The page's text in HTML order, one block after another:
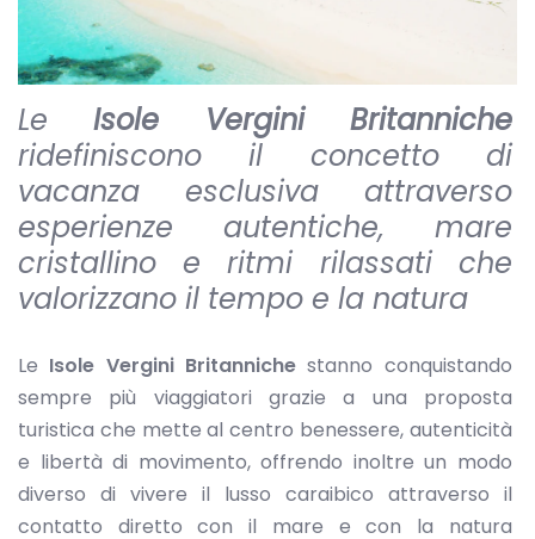
LeIsole Vergini Britanniche
ridefiniscono il concetto di
vacanza esclusiva attraverso
esperienze autentiche, mare
cristallino e ritmi rilassati che
valorizzano il tempo e la natura
Le Isole Vergini Britanniche stanno conquistando
sempre più viaggiatori grazie a una proposta
turistica che mette al centro benessere, autenticità
e libertà di movimento, offrendo inoltre un modo
diverso di vivere il lusso caraibico attraverso il
contatto diretto con il mare e con la natura